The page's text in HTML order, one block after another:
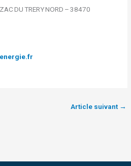
DU TRERY NORD – 38470
Article suivant →